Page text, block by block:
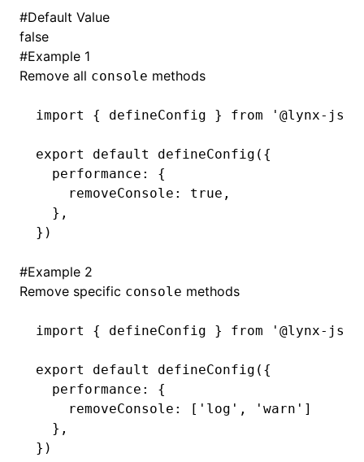
#Default Value
false
#Example 1
Remove all console methods
import { defineConfig } from '@lynx-js/
export default defineConfig ({
  performance
:
{
    removeConsole
: true ,
  }
,
})
#Example 2
Remove specific console methods
import { defineConfig } from '@lynx-js/
export default defineConfig ({
  performance
:
{
    removeConsole
: [ 'log' , 'warn' ]
  }
,
})